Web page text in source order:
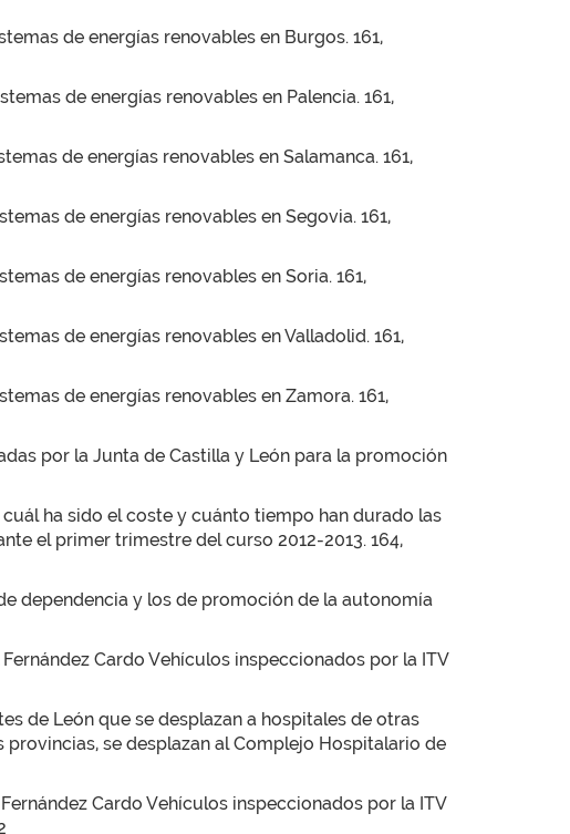
de energías renovables en Burgos. 161,
de energías renovables en Palencia. 161,
de energías renovables en Salamanca. 161,
de energías renovables en Segovia. 161,
de energías renovables en Soria. 161,
de energías renovables en Valladolid. 161,
de energías renovables en Zamora. 161,
por la Junta de Castilla y León para la promoción
ha sido el coste y cuánto tiempo han durado las
el primer trimestre del curso 2012-2013. 164,
dependencia y los de promoción de la autonomía
Cardo Vehículos inspeccionados por la ITV
de León que se desplazan a hospitales de otras
se desplazan al Complejo Hospitalario de
Cardo Vehículos inspeccionados por la ITV